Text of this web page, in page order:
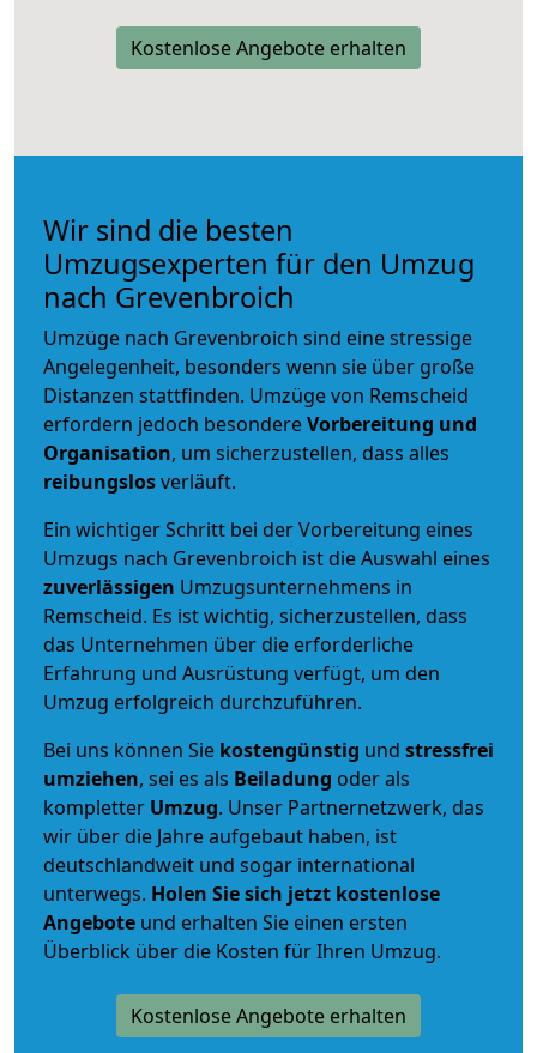
Kostenlose Angebote erhalten
Wir sind die besten
Umzugsexperten für den Umzug
nach Grevenbroich
Umzüge nach Grevenbroich sind eine stressige
Angelegenheit, besonders wenn sie über große
Distanzen stattfinden. Umzüge von Remscheid
erfordern jedoch besondereVorbereitung und
Organisation, um sicherzustellen, dass alles
reibungslosverläuft.
Ein wichtiger Schritt bei der Vorbereitung eines
Umzugs nach Grevenbroich ist die Auswahl eines
zuverlässigen Umzugsunternehmens in
Remscheid. Es ist wichtig, sicherzustellen, dass
das Unternehmen über die erforderliche
Erfahrung und Ausrüstung verfügt, um den
Umzug erfolgreich durchzuführen.
Bei uns können Sie kostengünstig und stressfrei
umziehen, sei es als Beiladung oder als
kompletter Umzug. Unser Partnernetzwerk, das
wir über die Jahre aufgebaut haben, ist
deutschlandweit und sogar international
unterwegs. Holen Sie sich jetzt kostenlose
Angebote und erhalten Sie einen ersten
Überblick über die Kosten für Ihren Umzug.
Kostenlose Angebote erhalten